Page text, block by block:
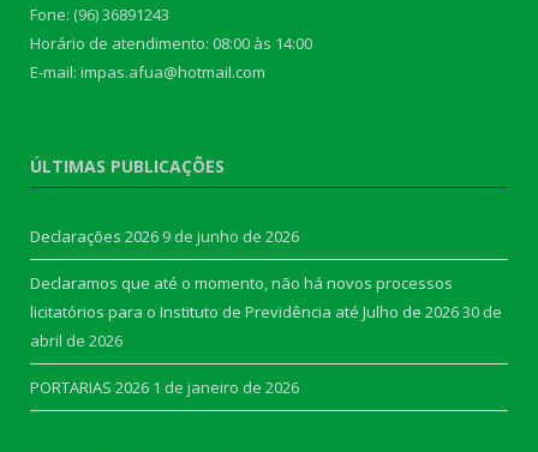
Fone: (96) 36891243
Horário de atendimento: 08:00 às 14:00
E-mail: impas.afua@hotmail.com
ÚLTIMAS PUBLICAÇÕES
Declarações 2026 9 de junho de 2026
Declaramos que até o momento, não há novos processos
licitatórios para o Instituto de Previdência até Julho de 202630 de
abril de 2026
PORTARIAS 2026 1 de janeiro de 2026